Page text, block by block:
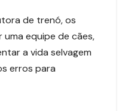
de trenó, os
equipe de cães,
a vida selvagem
erros para